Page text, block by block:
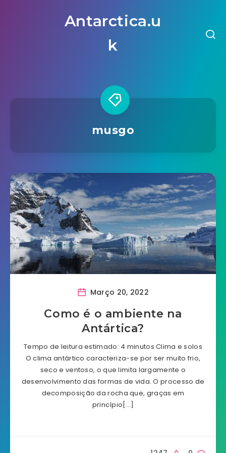
Antarctica.u
k
musgo
Março 20, 2022
Como é o ambiente na
Antártica?
Tempo de leitura estimado: 4 minutos Clima e solos
O clima antártico caracteriza-se por ser muito frio,
seco e ventoso, o que limita largamente o
desenvolvimento das formas de vida. O processo de
decomposição da rocha que, graças em
princípio[…]